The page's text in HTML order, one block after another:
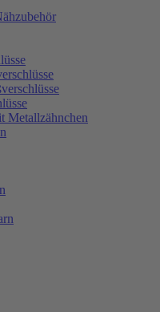
Metallzähnchen